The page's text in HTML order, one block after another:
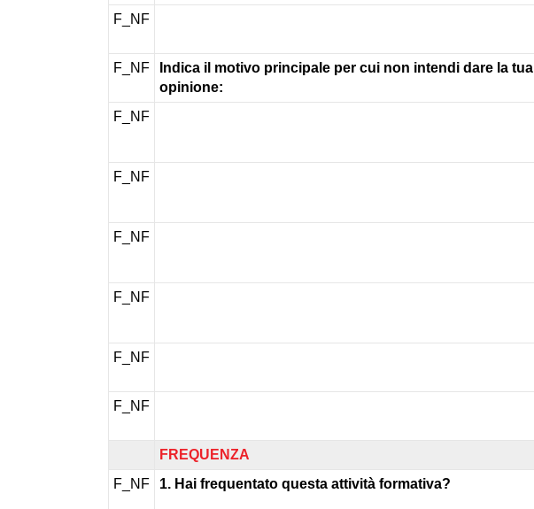
F_NF
F_NF
Indica il motivo principale per cui non intendi dare la tua
opinione:
F_NF
F_NF
F_NF
F_NF
F_NF
F_NF
FREQUENZA
F_NF
1. Hai frequentato questa attività formativa?